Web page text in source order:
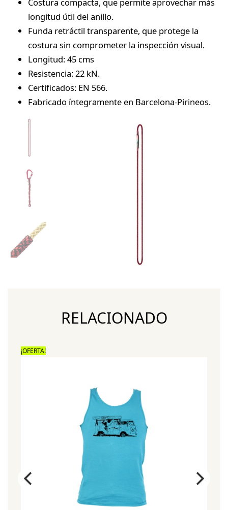
longitud útil del anillo.
Funda retráctil transparente, que protege la
costura sin comprometer la inspección visual.
Longitud: 45 cms
Resistencia: 22 kN.
Certificados: EN 566.
Fabricado íntegramente en Barcelona-Pirineos.
RELACIONADO
¡OFERTA!